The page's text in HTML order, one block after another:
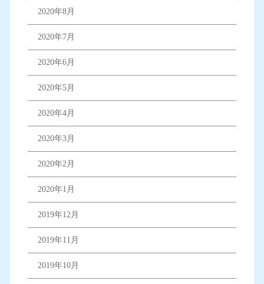
2020年8月
2020年7月
2020年6月
2020年5月
2020年4月
2020年3月
2020年2月
2020年1月
2019年12月
2019年11月
2019年10月